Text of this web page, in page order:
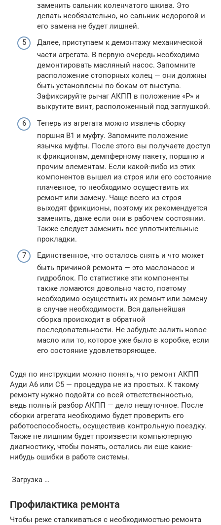
заменить сальник коленчатого шкива. Это
делать необязательно, но сальник недорогой и
его замена не будет лишней.
Далее, приступаем к демонтажу механической
части агрегата. В первую очередь необходимо
демонтировать масляный насос. Запомните
расположение стопорных колец — они должны
быть установлены по бокам от выступа.
Зафиксируйте рычаг АКПП в положение «Р» и
выкрутите винт, расположенный под заглушкой.
Теперь из агрегата можно извлечь сборку
поршня В1 и муфту. Запомните положение
язычка муфты. После этого вы получаете доступ
к фрикционам, демпферному пакету, поршню и
прочим элементам. Если какой-либо из этих
компонентов вышел из строя или его состояние
плачевное, то необходимо осуществить их
ремонт или замену. Чаще всего из строя
выходят фрикционы, поэтому их рекомендуется
заменить, даже если они в рабочем состоянии.
Также следует заменить все уплотнительные
прокладки.
Единственное, что осталось снять и что может
быть причиной ремонта — это маслонасос и
гидроблок. По статистике эти компоненты
также ломаются довольно часто, поэтому
необходимо осуществить их ремонт или замену
в случае необходимости. Вся дальнейшая
сборка происходит в обратной
последовательности. Не забудьте залить новое
масло или то, которое уже было в коробке, если
его состояние удовлетворяющее.
Судя по инструкции можно понять, что ремонт АКПП
Ауди А6 или С5 — процедура не из простых. К такому
ремонту нужно подойти со всей ответственностью,
ведь полный разбор АКПП — дело нешуточное. После
сборки агрегата необходимо будет проверить его
работоспособность, осуществив контрольную поездку.
Также не лишним будет произвести компьютерную
диагностику, чтобы понять, остались ли еще какие-
нибудь ошибки в работе системы.
Загрузка …
Профилактика ремонта
Чтобы реже сталкиваться с необходимостью ремонта